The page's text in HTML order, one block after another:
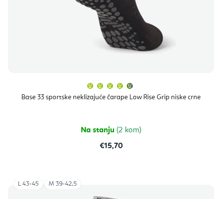
Base 33 sportske neklizajuće čarape Low Rise Grip niske crne
proizvoda
je
zvjezdica.
Na stanju (2 kom)
€15,70
L 43-45 M 39-42,5